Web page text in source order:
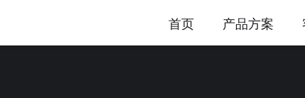
首页 产品方案